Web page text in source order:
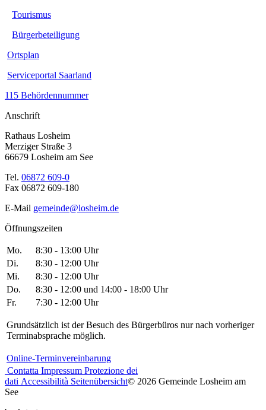
Tourismus
Bürgerbeteiligung
Ortsplan
Serviceportal Saarland
115 Behördennummer
Anschrift
Rathaus Losheim
Merziger Straße 3
66679 Losheim am See
Tel. 06872 609-0
Fax 06872 609-180
E-Mail gemeinde@losheim.de
Öffnungszeiten
Mo.
8:30 - 13:00 Uhr
Di.
8:30 - 12:00 Uhr
Mi.
8:30 - 12:00 Uhr
Do.
8:30 - 12:00 und 14:00 - 18:00 Uhr
Fr.
7:30 - 12:00 Uhr
Grundsätzlich ist der Besuch des Bürgerbüros nur nach vorheriger
Terminabsprache möglich.
Online-Terminvereinbarung
Contatta Impressum Protezione dei
dati Accessibilità Seitenübersicht© 2026 Gemeinde Losheim am
See